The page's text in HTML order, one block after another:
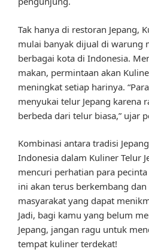
Tak hanya di restoran Jepang,
mulai banyak dijual di warung
berbagai kota di Indonesia.
makan, permintaan akan
meningkat setiap harinya.
menyukai telur Jepang karena
berbeda dari telur biasa,” ujar
Kombinasi antara tradisi
Indonesia dalam Kuliner Telur
mencuri perhatian para
ini akan terus berkembang
masyarakat yang dapat
Jadi, bagi kamu yang belum
Jepang, jangan ragu untuk
tempat kuliner terdekat!